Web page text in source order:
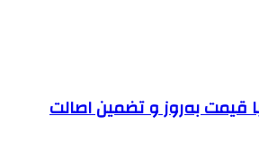
قیمت به‌روز و تضمین اصالت